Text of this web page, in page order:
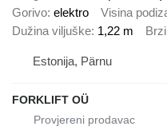
Gorivo elektro Visina
Dužina viljuške 1,22 m
Estonija, Pärnu
FORKLIFT OÜ